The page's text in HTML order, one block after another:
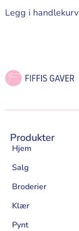
Legg i handlekurv
Produkter
Hjem
Salg
Broderier
Klær
Pynt